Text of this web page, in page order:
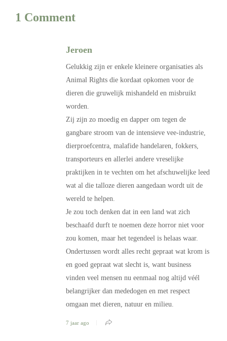
1 Comment
Jeroen
Gelukkig zijn er enkele kleinere organisaties als
Animal Rights die kordaat opkomen voor de
dieren die gruwelijk mishandeld en misbruikt
worden.
Zij zijn zo moedig en dapper om tegen de
gangbare stroom van de intensieve vee-industrie,
dierproefcentra, malafide handelaren, fokkers,
transporteurs en allerlei andere vreselijke
praktijken in te vechten om het afschuwelijke leed
wat al die talloze dieren aangedaan wordt uit de
wereld te helpen.
Je zou toch denken dat in een land wat zich
beschaafd durft te noemen deze horror niet voor
zou komen, maar het tegendeel is helaas waar.
Ondertussen wordt alles recht gepraat wat krom is
en goed gepraat wat slecht is, want business
vinden veel mensen nu eenmaal nog altijd véél
belangrijker dan mededogen en met respect
omgaan met dieren, natuur en milieu.
7 jaar ago